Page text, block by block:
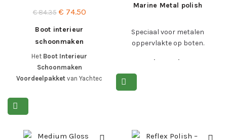
€84.35 Oorspronkelijke
was:
€ 74.50Huidige
Boot interieur
schoonmaken
voordeelpakket
Het Boot Interieur
Schoonmaken
Voordeelpakket van Yachtec
voor een schoon en verzorgd
bootinterieur. Geschikt voor
en zorgt voor een streeploos
Marine Metal polish
Speciaal voor metalen
oppervlakte op boten.
e=”color: #ed6819;”
href=”#meerproductinfo”>Lees